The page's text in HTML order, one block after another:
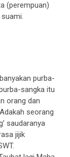
(perempuan)
purba-
sangka itu
orang dan
seorang
saudaranya
jijik